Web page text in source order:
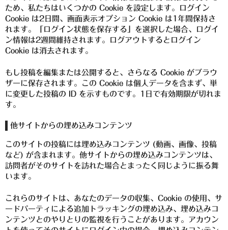
白玉醸造
甲斐商店
本坊酒造
小正醸造
三岳酒造
久保酒造
宮田本店
佐藤酒造
さつま無双
三和酒造
ため、私たちはいくつかの Cookie を設定します。ログイン
Cookie は2日間、画面表示オプション Cookie は1年間保持さ
れます。「ログイン状態を保存する」を選択した場合、ログイ
ン情報は2週間維持されます。ログアウトするとログイン
Cookie は消去されます。
もし投稿を編集または公開すると、さらなる Cookie がブラウ
ザーに保存されます。この Cookie は個人データを含まず、単
に変更した投稿の ID を示すものです。1日で有効期限が切れま
す。
他サイトからの埋め込みコンテンツ
このサイトの投稿には埋め込みコンテンツ (動画、画像、投稿
など) が含まれます。他サイトからの埋め込みコンテンツは、
訪問者がそのサイトを訪れた場合とまったく同じように振る舞
います。
これらのサイトは、あなたのデータの収集、Cookie の使用、サ
ードパーティによる追加トラッキングの埋め込み、埋め込みコ
ンテンツとのやりとりの監視を行うことがあります。アカウン